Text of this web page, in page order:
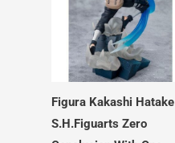
Figura Kakashi Hatake
S.H.Figuarts Zero